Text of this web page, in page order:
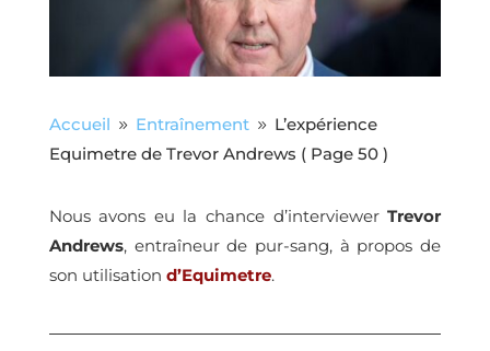
Accueil 9 Entraînement 9 L’expérience
Equimetre de Trevor Andrews ( Page 50 )
Nous avons eu la chance d’interviewerTrevor
Andrews, entraîneur de pur-sang, à propos de
son utilisation d’Equimetre.